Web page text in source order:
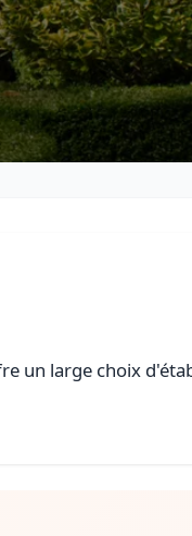
un large choix